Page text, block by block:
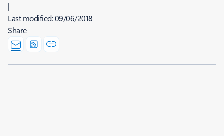
|
Last modified:09/06/2018
Share